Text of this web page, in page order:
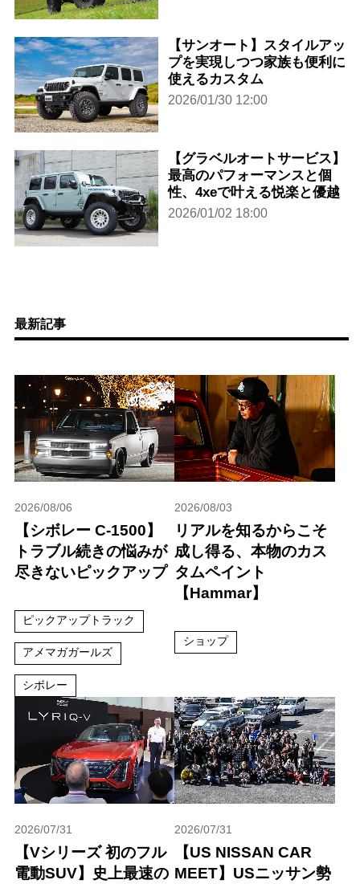
【サンオート】スタイルアッ
プを実現しつつ家族も便利に
使えるカスタム
2026/01/30 12:00
【グラベルオートサービス】
最高のパフォーマンスと個
性、4xeで叶える悦楽と優越
2026/01/02 18:00
最新記事
2026/08/06
【シボレー C-1500】
トラブル続きの悩みが
尽きないピックアップ
ピックアップトラック
アメマガガールズ
シボレー
2026/08/03
リアルを知るからこそ
成し得る、本物のカス
タムペイント
【Hammar】
ショップ
2026/07/31
【Vシリーズ 初のフル
電動SUV】史上最速の
2026/07/31
【US NISSAN CAR
MEET】USニッサン勢